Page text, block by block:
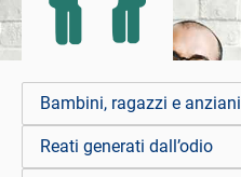
Bambini, ragazzi e anziani
Reati generati dall’odio